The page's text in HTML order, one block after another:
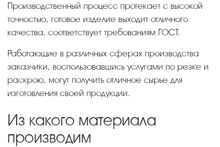
Производственный процесс протекает с высокой
точностью, готовое изделие выходит отличного
качества, соответствует требованиям ГОСТ.
Работающие в различных сферах производства
заказчики, воспользовавшись услугами по резке и
раскрою, могут получить отличное сырье для
изготовления своей продукции.
Из какого материала
производим